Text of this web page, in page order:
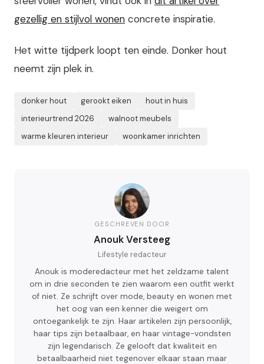
gezellig en stijlvol wonen concrete inspiratie.
Het witte tijdperk loopt ten einde. Donker hout
neemt zijn plek in.
donker hout gerookt eiken
hout in huis
interieurtrend 2026
walnoot meubels
warme kleuren interieur
woonkamer inrichten
GESCHREVEN DOOR
Anouk Versteeg
Lifestyle redacteur
Anouk is moderedacteur met het zeldzame talent
om in drie seconden te zien waarom een outfit werkt
of niet. Ze schrijft over mode, beauty en wonen met
het oog van een kenner die weigert om
ontoegankelijk te zijn. Haar artikelen zijn persoonlijk,
haar tips zijn betaalbaar, en haar vintage-vondsten
zijn legendarisch. Ze gelooft dat kwaliteit en
betaalbaarheid niet tegenover elkaar staan maar